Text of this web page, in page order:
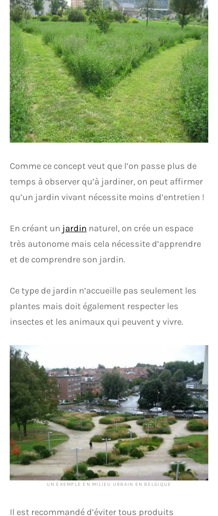
Comme ce concept veut que l’on passe plus de
temps à observer qu’à jardiner, on peut affirmer
qu’un jardin vivant nécessite moins d’entretien !
En créant un jardin naturel, on crée un espace
très autonome mais cela nécessite d’apprendre
et de comprendre son jardin.
Ce type de jardin n’accueille pas seulement les
plantes mais doit également respecter les
insectes et les animaux qui peuvent y vivre.
UN EXEMPLE EN MILIEU URBAIN EN BELGIQUE
Il est recommandé d’éviter tous produits